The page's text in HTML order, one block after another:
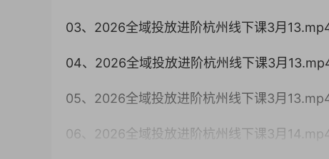
03、2026全域投放进阶杭州线下课3月
04、2026全域投放进阶杭州线下课3月
05、2026全域投放进阶杭州线下课3月
06、2026全域投放进阶杭州线下课3月